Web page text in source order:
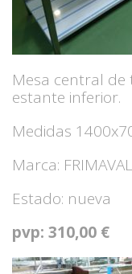
Mesa central de
estante inferior.
Medidas
Marca: FRIMAVAL
Estado: nueva
pvp: 310,00 €